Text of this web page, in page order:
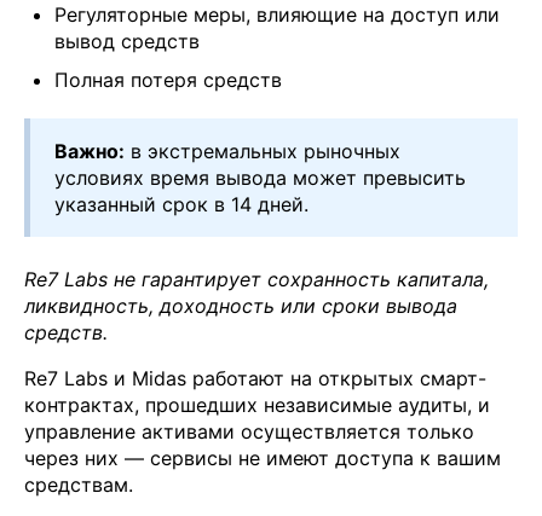
Регуляторные меры, влияющие на доступ или
вывод средств
Полная потеря средств
Важно: в экстремальных рыночных
условиях время вывода может превысить
указанный срок в 14 дней.
Re7 Labs не гарантирует сохранность капитала,
ликвидность, доходность или сроки вывода
средств.
Re7 Labs и Midas работают на открытых смарт-
контрактах, прошедших независимые аудиты, и
управление активами осуществляется только
через них — сервисы не имеют доступа к вашим
средствам.